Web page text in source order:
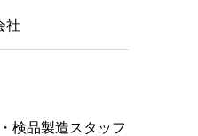
社
検品製造スタッフ